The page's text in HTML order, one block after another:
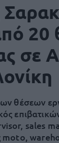
20
σε
θέσεων
sales
moto,